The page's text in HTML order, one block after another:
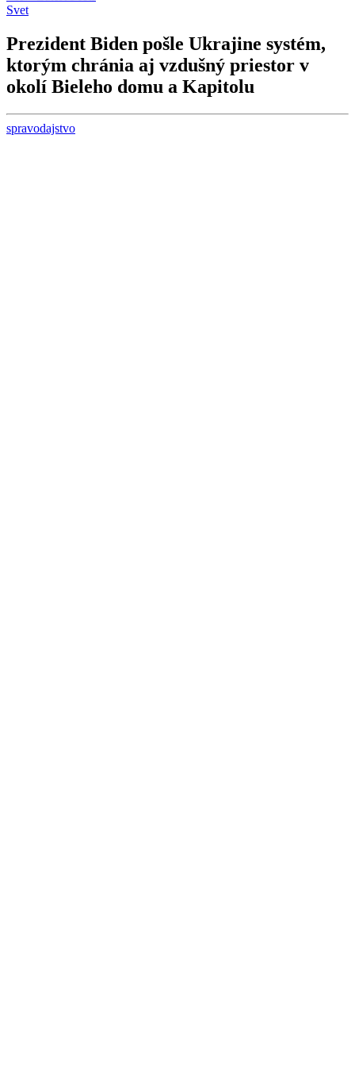
Svet
Prezident Biden pošle Ukrajine systém,
ktorým chránia aj vzdušný priestor v
okolí Bieleho domu a Kapitolu
spravodajstvo